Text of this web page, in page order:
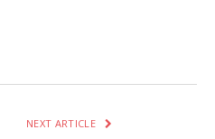
NEXT ARTICLE